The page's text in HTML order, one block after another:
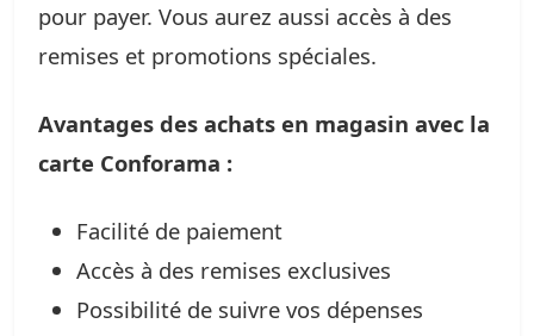
pour payer. Vous aurez aussi accès à des
remises et promotions spéciales.
Avantages des achats en magasin avec la
carte Conforama :
Facilité de paiement
Accès à des remises exclusives
Possibilité de suivre vos dépenses